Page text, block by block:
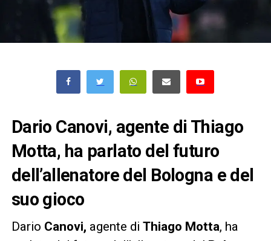
Dario Canovi, agente di Thiago
Motta, ha parlato del futuro
dell’allenatore del Bologna e del
suo gioco
Dario Canovi, agente di Thiago Motta, ha